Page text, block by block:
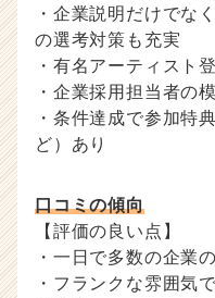
・企業説明だけでな
の選考対策も充実
・有名アーティスト
・企業採用担当者の
・条件達成で参加特
ど）あり
口コミの傾向
【評価の良い点】
・一日で多数の企業
・フランクな雰囲気